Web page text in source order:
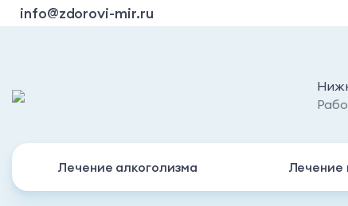
info@zdorovi-mir.ru
Лечение алкоголизма Лечение